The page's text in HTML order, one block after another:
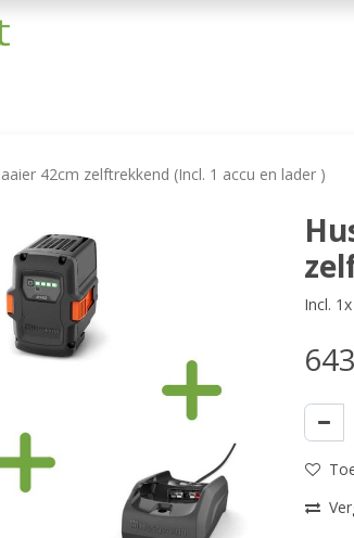
42cm zelftrekkend (Incl. 1 accu en lader )
Incl.